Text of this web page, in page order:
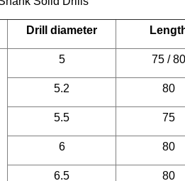
Drill diameter
5 75 / 80
5.2 80
5.5 75
6 80
6.5 80